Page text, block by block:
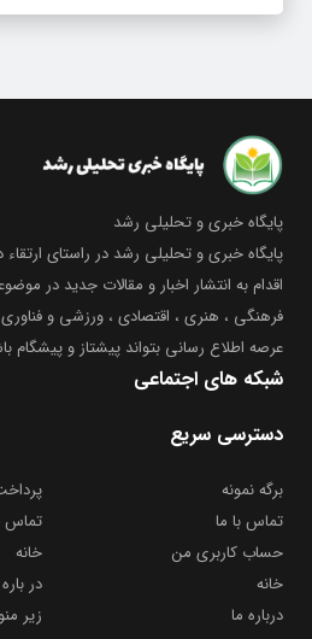
پایگاه خبری و تحلیلی رشد
پایگاه خبری و تحلیلی رشد در راستای ارتقاء
اقدام به انتشار اخبار و مقالات جدید در
فرهنگی ، هنری ، اقتصادی ، ورزشی و
عرصه اطلاع رسانی بتواند پیشتاز و پیشگام
شبکه های اجتماعی
دسترسی سریع
برگه نمونه
تماس با ما
تماس
حساب کاربری من
خانه
خانه
در
درباره ما
زیر منو